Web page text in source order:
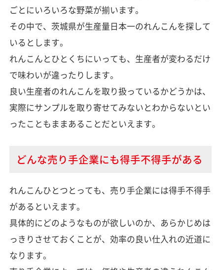
ごとにいろいろな野菜が揃います。
その中で、茨城県が生産量日本一のれんこんを探して
いるとします。
れんこんとひとくちにいっても、生産者が変わるだけ
で味わいが違ったりします。
良い生産者のれんこんを取り扱っているかどうかは、
実際にサンプルを取り寄せてみないとわからないとい
ったこともままあることだといえます。
どんな売り手企業にも得手不得手がある
れんこんひとつとっても、売り手企業には得手不得手
があるといえます。
具体的にどのようなものが欲しいのか、あらかじめは
っきりさせておくことが、効率の良い仕入れの近道に
なります。